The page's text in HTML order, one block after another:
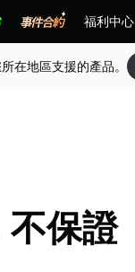
福利中心
在地區支援的產品。
保證